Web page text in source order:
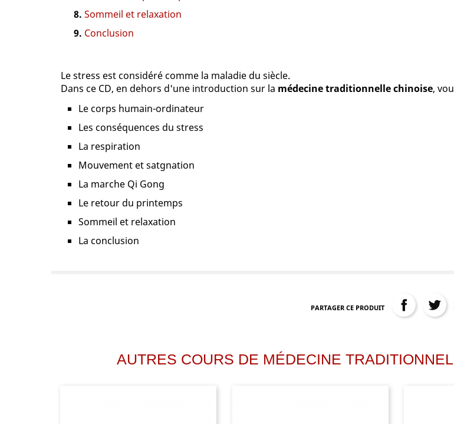
Sommeil et relaxation
Conclusion
Le stress est considéré comme la maladie du siècle.
Dans ce CD, en dehors d'une introduction sur la médecine traditionnelle chinoise,
Le corps humain-ordinateur
Les conséquences du stress
La respiration
Mouvement et satgnation
La marche Qi Gong
Le retour du printemps
Sommeil et relaxation
La conclusion
PARTAGER CE PRODUIT
AUTRES COURS DE MÉDECINE